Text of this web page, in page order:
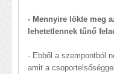
- Mennyire lökte meg
lehetetlennek tűnő
- Ebből a szempontból
amit a